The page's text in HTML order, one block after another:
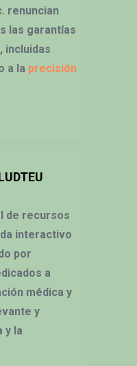
renuncian
las garantías
incluidas
a la precisión
de recursos
interactivo
por
a
médica y
y
y la